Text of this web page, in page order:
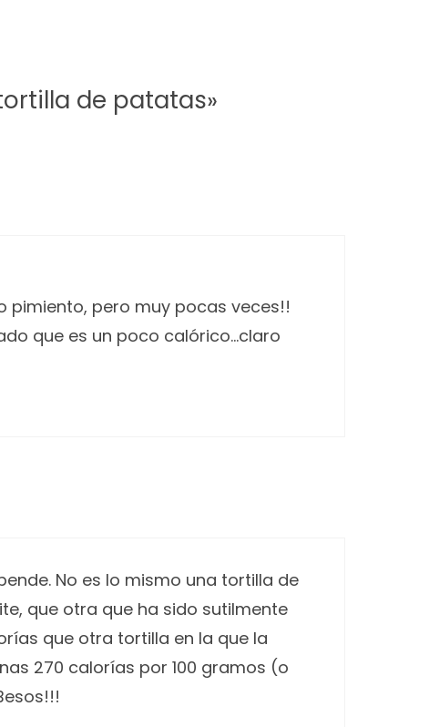
de patatas»
pimiento, pero muy pocas veces!!
que es un poco calórico…claro
No es lo mismo una tortilla de
que otra que ha sido sutilmente
que otra tortilla en la que la
270 calorías por 100 gramos (o